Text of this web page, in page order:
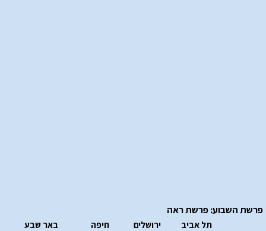
פרשת השבוע: פרשת ראה
תל אביב
ירושלים
חיפה
באר שבע